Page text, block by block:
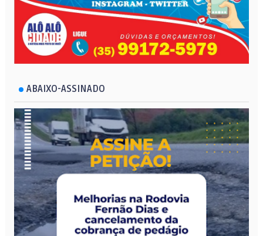
ABAIXO-ASSINADO